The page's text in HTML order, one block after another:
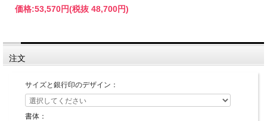
印面デザイン確認が不要な場合の最短納期です。
価格:53,570円(税抜 48,700円)
注文
サイズと銀行印のデザイン：
書体：